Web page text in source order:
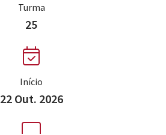
Turma
25
Início
22 Out. 2026